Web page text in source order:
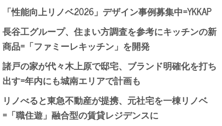
「性能向上リノベ2026」デザイン事例募集中=YKKAP
長谷工グループ、住まい方調査を参考にキッチンの新
商品=「ファミーレキッチン」を開発
諸戸の家が代々木上原で邸宅、ブランド明確化を打ち
出す=年内にも城南エリアで計画も
リノべると東急不動産が提携、元社宅を一棟リノベ
=「職住遊」融合型の賃貸レジデンスに